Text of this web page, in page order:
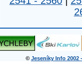
© Jeseníky Info 2002